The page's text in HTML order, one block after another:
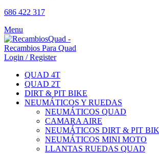
686 422 317
Menu
Login / Register
QUAD 4T
QUAD 2T
DIRT & PIT BIKE
NEUMÁTICOS Y RUEDAS
NEUMÁTICOS QUAD
CAMARA AIRE
NEUMÁTICOS DIRT & PIT
NEUMÁTICOS MINI MOTO
LLANTAS RUEDAS QUAD